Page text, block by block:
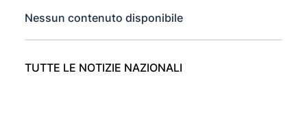
Nessun contenuto disponibile
TUTTE LE NOTIZIE NAZIONALI